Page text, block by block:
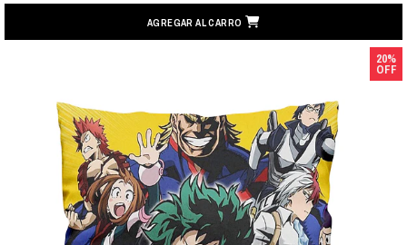
AGREGAR AL CARRO
20%
OFF